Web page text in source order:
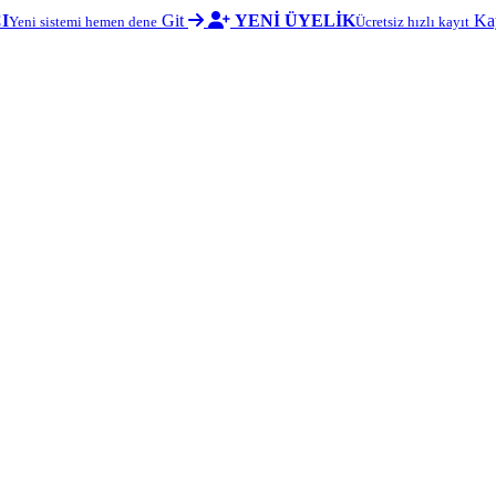
Yeni sistemi hemen dene Git YENİ ÜYELİKÜcretsiz hızlı kayıt